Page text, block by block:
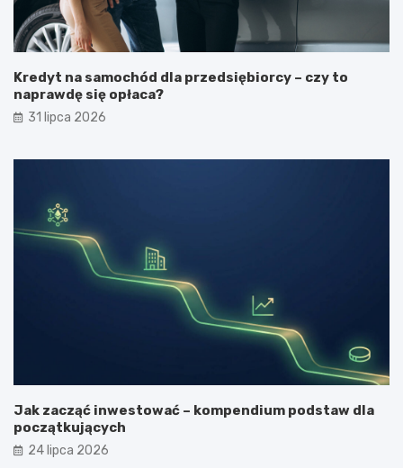
Kredyt na samochód dla przedsiębiorcy – czy to
naprawdę się opłaca?
31 lipca 2026
Jak zacząć inwestować – kompendium podstaw dla
początkujących
24 lipca 2026